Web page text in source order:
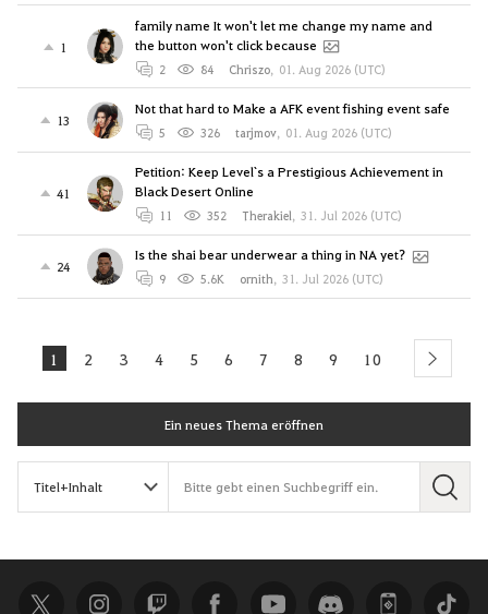
1
family name It won't let me change my name and
the button won't click because
2 84 Chriszo, 01. Aug 2026 (UTC)
13
Not that hard to Make a AFK event fishing event safe
5 326 tarjmov, 01. Aug 2026 (UTC)
41
Petition: Keep Level`s a Prestigious Achievement in
Black Desert Online
11 352 Therakiel, 31. Jul 2026 (UTC)
24
Is the shai bear underwear a thing in NA yet?
9 5.6K ornith, 31. Jul 2026 (UTC)
1 2 3 4 5 6 7 8 9 10 next
Ein neues Thema eröffnen
S
e